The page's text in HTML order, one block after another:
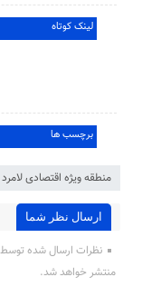
لینک کوتاه
برچسب ها
منطقه ویژه اقتصادی لامرد
ارسال نظر شما
نظرات ارسال شده
منتشر خواهد شد.